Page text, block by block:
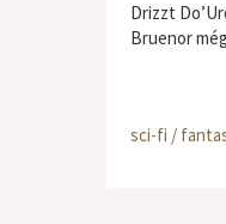
Drizzt
Bruenor
sci-fi /